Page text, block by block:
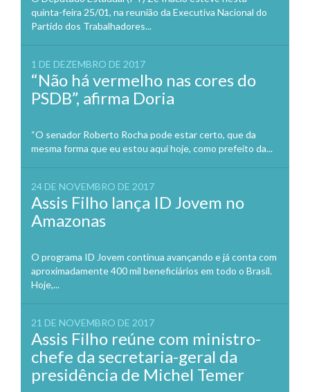
quinta-feira 25/01, na reunião da Executiva Nacional do
Partido dos Trabalhadores...
1 DE DEZEMBRO DE 2017
“Não há vermelho nas cores do
PSDB”, afirma Doria
“O senador Roberto Rocha pode estar certo, que da
mesma forma que eu estou aqui hoje, como prefeito da...
24 DE NOVEMBRO DE 2017
Assis Filho lança ID Jovem no
Amazonas
O programa ID Jovem continua avançando e já conta com
aproximadamente 400 mil beneficiários em todo o Brasil.
Hoje,...
21 DE NOVEMBRO DE 2017
Assis Filho reúne com ministro-
chefe da secretaria-geral da
presidência de Michel Temer